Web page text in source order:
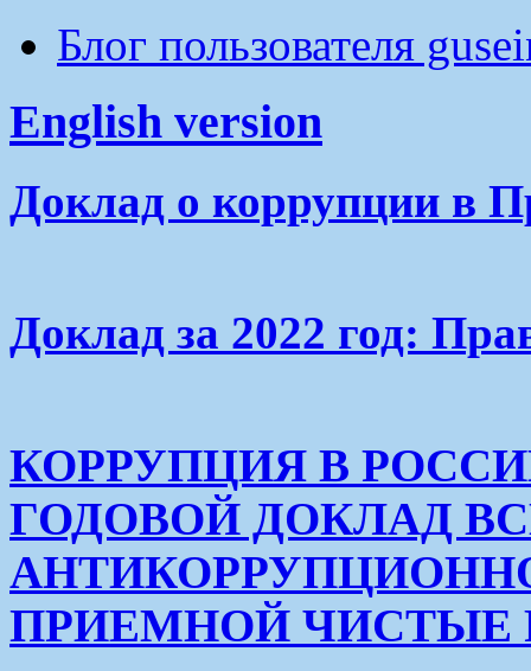
Блог пользователя
English version
Доклад о коррупции в
Доклад за 2022 год:
КОРРУПЦИЯ В
ГОДОВОЙ ДОКЛАД
ПРИЕМНОЙ ЧИСТЫЕ